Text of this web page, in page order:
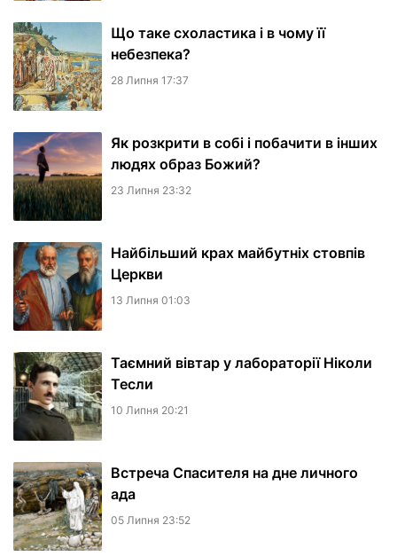
Що таке схоластика і в чому її
небезпека?
28 Липня 17:37
Як розкрити в собі і побачити в інших
людях образ Божий?
23 Липня 23:32
Найбільший крах майбутніх стовпів
Церкви
13 Липня 01:03
Таємний вівтар у лабораторії Ніколи
Тесли
10 Липня 20:21
Встреча Спасителя на дне личного
ада
05 Липня 23:52